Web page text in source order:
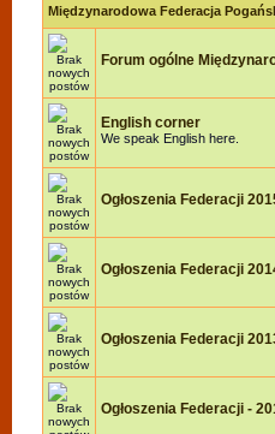
Międzynarodowa Federacja
Forum ogólne
English corner
We speak English here.
Ogłoszenia Federacji
Ogłoszenia Federacji
Ogłoszenia Federacji
Ogłoszenia Federacji -